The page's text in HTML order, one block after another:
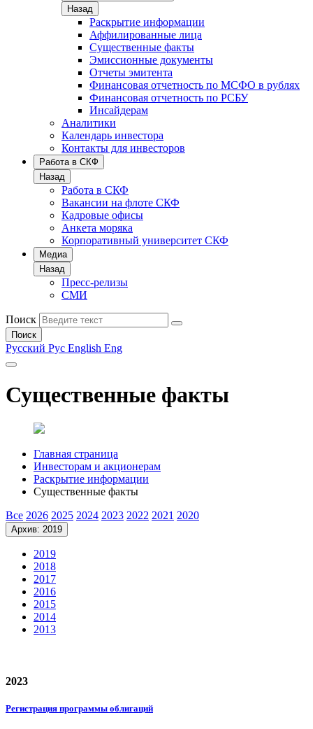
Назад
Раскрытие информации
Аффилированные лица
Существенные факты
Эмиссионные документы
Отчеты эмитента
Финансовая отчетность по МСФО в рублях
Финансовая отчетность по РСБУ
Инсайдерам
Аналитики
Календарь инвестора
Контакты для инвесторов
Работа в СКФ
Назад
Работа в СКФ
Вакансии на флоте СКФ
Кадровые офисы
Анкета моряка
Корпоративный университет СКФ
Медиа
Назад
Пресс-релизы
СМИ
Поиск
Поиск
Русский Рус English Eng
Существенные факты
Главная страница
Инвесторам и акционерам
Раскрытие информации
Существенные факты
Все 2026 2025 2024 2023 2022 2021 2020
Архив: 2019
2019
2018
2017
2016
2015
2014
2013
2023
Регистрация программы облигаций